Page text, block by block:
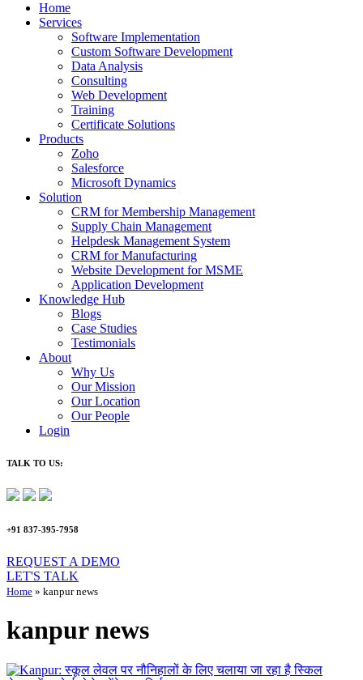
Home
Services
Software Implementation
Custom Software Development
Data Analysis
Consulting
Web Development
Training
Certificate Solutions
Products
Zoho
Salesforce
Microsoft Dynamics
Solution
CRM for Membership Management
Supply Chain Management
Helpdesk Management System
CRM for Manufacturing
Website Development for MSME
Application Development
Knowledge Hub
Blogs
Case Studies
Testimonials
About
Why Us
Our Mission
Our Location
Our People
Login
TALK TO US:
+91 837-395-7958
REQUEST A DEMO​
LET'S TALK
Home » kanpur news
kanpur news